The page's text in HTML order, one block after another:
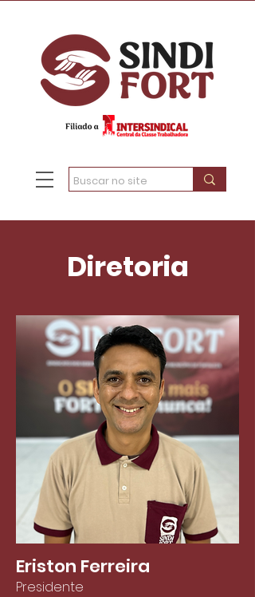
Diretoria
Eriston Ferreira
Presidente